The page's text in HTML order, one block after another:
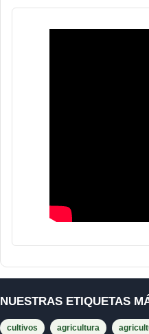
NUESTRAS ETIQUETAS
cultivos agricultura